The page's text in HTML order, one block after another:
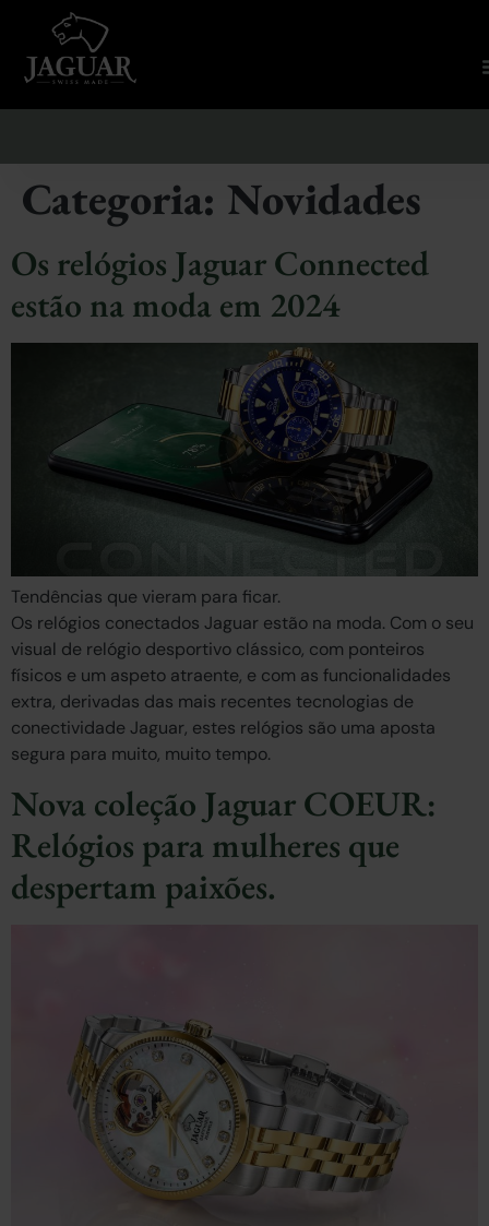
Categoria: Novidades
Os relógios Jaguar Connected
estão na moda em 2024
Tendências que vieram para ficar.
Os relógios conectados Jaguar estão na moda. Com o seu
visual de relógio desportivo clássico, com ponteiros
físicos e um aspeto atraente, e com as funcionalidades
extra, derivadas das mais recentes tecnologias de
conectividade Jaguar, estes relógios são uma aposta
segura para muito, muito tempo.
Nova coleção Jaguar COEUR:
Relógios para mulheres que
despertam paixões.